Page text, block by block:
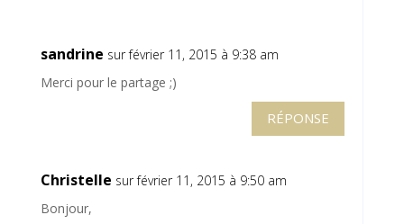
sandrine sur février 11, 2015 à 9:38 am
Merci pour le partage ;)
RÉPONSE
Christelle sur février 11, 2015 à 9:50 am
Bonjour,